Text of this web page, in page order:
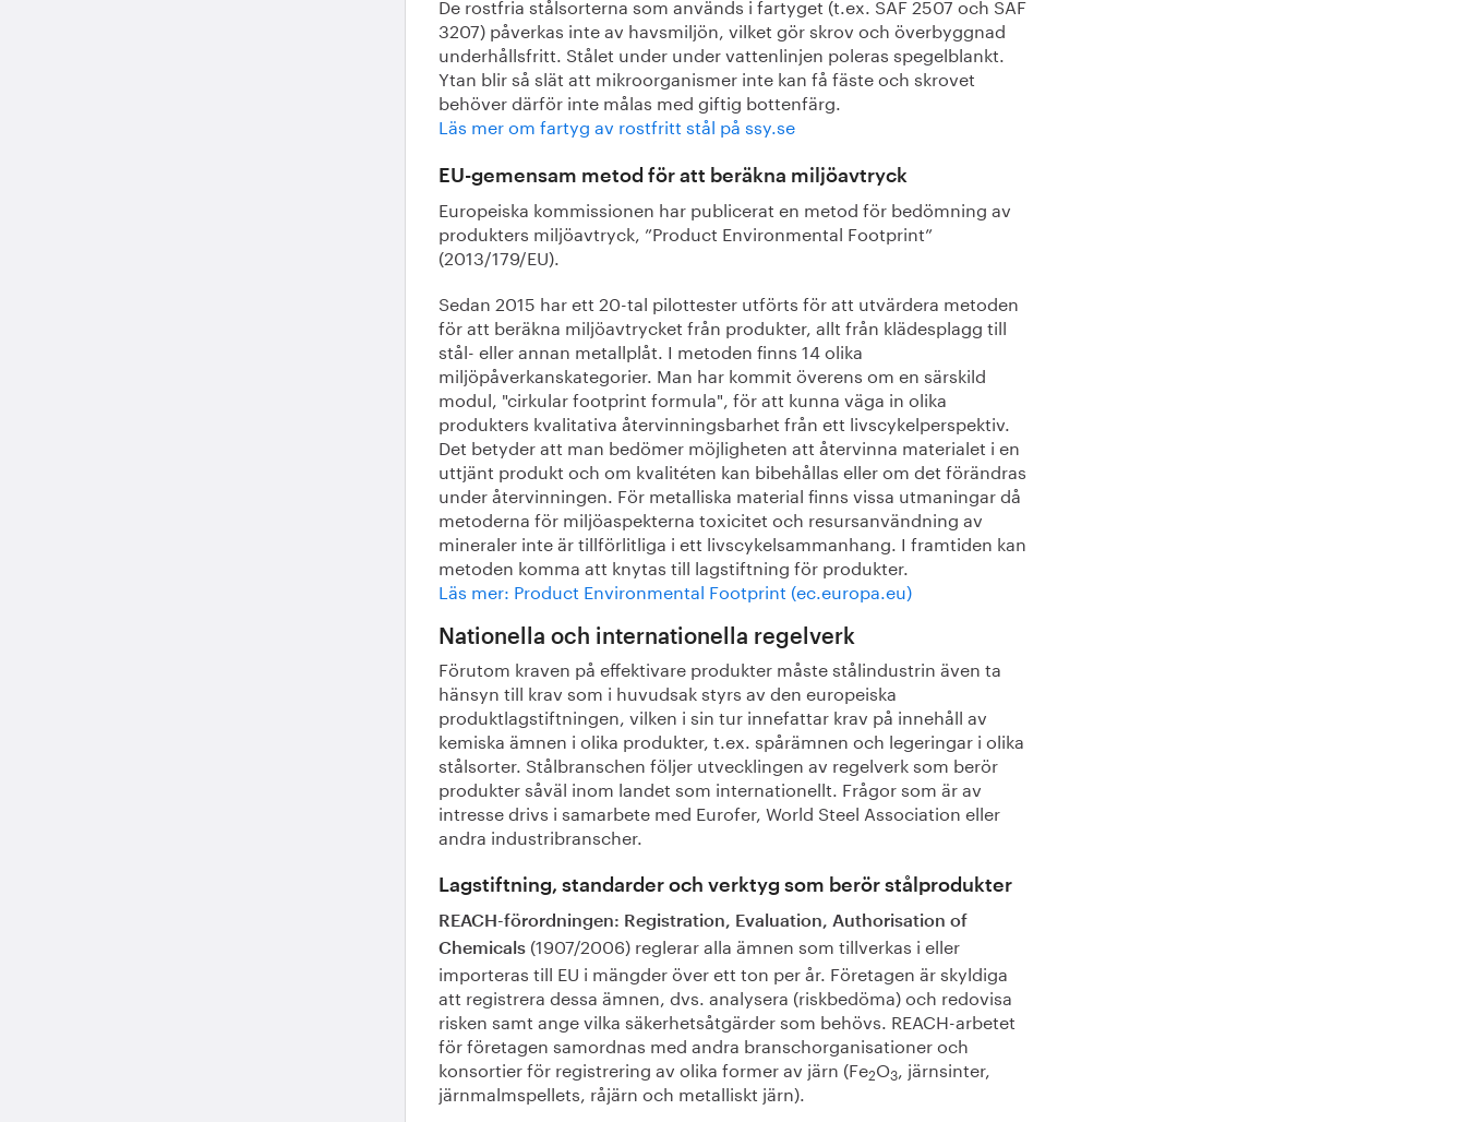
3207) påverkas inte av havsmiljön, vilket gör skrov och överbyggnad
underhållsfritt. Stålet under under vattenlinjen poleras spegelblankt.
Ytan blir så slät att mikroorganismer inte kan få fäste och skrovet
behöver därför inte målas med giftig bottenfärg.
Läs mer om fartyg av rostfritt stål på ssy.se
EU-gemensam metod för att beräkna miljöavtryck
Europeiska kommissionen har publicerat en metod för bedömning av
produkters miljöavtryck, ”Product Environmental Footprint”
(2013/179/EU).
Sedan 2015 har ett 20-tal pilottester utförts för att utvärdera metoden
för att beräkna miljöavtrycket från produkter, allt från klädesplagg till
stål- eller annan metallplåt. I metoden finns 14 olika
miljöpåverkanskategorier. Man har kommit överens om en särskild
modul, "cirkular footprint formula", för att kunna väga in olika
produkters kvalitativa återvinningsbarhet från ett livscykelperspektiv.
Det betyder att man bedömer möjligheten att återvinna materialet i en
uttjänt produkt och om kvalitéten kan bibehållas eller om det förändras
under återvinningen. För metalliska material finns vissa utmaningar då
metoderna för miljöaspekterna toxicitet och resursanvändning av
mineraler inte är tillförlitliga i ett livscykelsammanhang. I framtiden kan
metoden komma att knytas till lagstiftning för produkter.
Läs mer: Product Environmental Footprint (ec.europa.eu)
Nationella och internationella regelverk
Förutom kraven på effektivare produkter måste stålindustrin även ta
hänsyn till krav som i huvudsak styrs av den europeiska
produktlagstiftningen, vilken i sin tur innefattar krav på innehåll av
kemiska ämnen i olika produkter, t.ex. spårämnen och legeringar i olika
stålsorter. Stålbranschen följer utvecklingen av regelverk som berör
produkter såväl inom landet som internationellt. Frågor som är av
intresse drivs i samarbete med Eurofer, World Steel Association eller
andra industribranscher.
Lagstiftning, standarder och verktyg som berör stålprodukter
REACH-förordningen: Registration, Evaluation, Authorisation of
Chemicals (1907/2006) reglerar alla ämnen som tillverkas i eller
importeras till EU i mängder över ett ton per år. Företagen är skyldiga
att registrera dessa ämnen, dvs. analysera (riskbedöma) och redovisa
risken samt ange vilka säkerhetsåtgärder som behövs. REACH-arbetet
för företagen samordnas med andra branschorganisationer och
konsortier för registrering av olika former av järn (Fe2O3 , järnsinter,
järnmalmspellets, råjärn och metalliskt järn).